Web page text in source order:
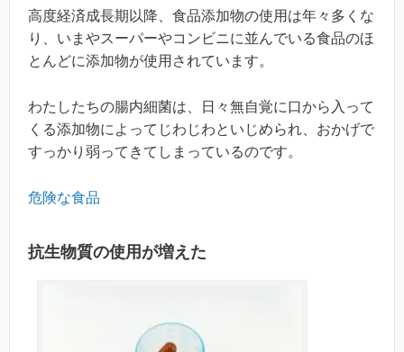
高度経済成長期以降、食品添加物の使用は年々多くな
り、いまやスーパーやコンビニに並んでいる食品のほ
とんどに添加物が使用されています。
わたしたちの腸内細菌は、日々無自覚に口から入って
くる添加物によってじわじわといじめられ、おかげで
すっかり弱ってきてしまっているのです。
危険な食品
抗生物質の使用が増えた